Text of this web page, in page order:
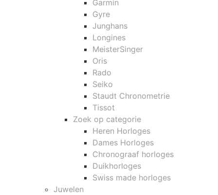
Garmin
Gyre
Junghans
Longines
MeisterSinger
Oris
Rado
Seiko
Staudt Chronometrie
Tissot
Zoek op categorie
Heren Horloges
Dames Horloges
Chronograaf horloges
Duikhorloges
Swiss made horloges
Juwelen